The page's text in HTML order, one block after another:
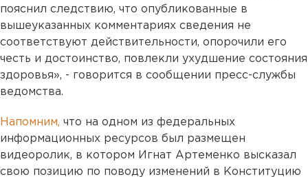
пояснил следствию, что опубликованные в
вышеуказанных комментариях сведения не
соответствуют действительности, опорочили его
честь и достоинство, повлекли ухудшение состояния
здоровья», - говорится в сообщении пресс-службы
ведомства.
Напомним, что на одном из федеральных
информационных ресурсов был размещен
видеоролик, в котором Игнат Артеменко высказал
свою позицию по поводу изменений в Конституцию